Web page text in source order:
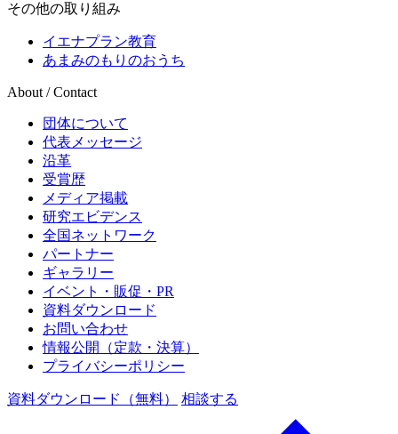
その他の取り組み
イエナプラン教育
あまみのもりのおうち
About / Contact
団体について
代表メッセージ
沿革
受賞歴
メディア掲載
研究エビデンス
全国ネットワーク
パートナー
ギャラリー
イベント・販促・PR
資料ダウンロード
お問い合わせ
情報公開（定款・決算）
プライバシーポリシー
資料ダウンロード（無料） 相談する